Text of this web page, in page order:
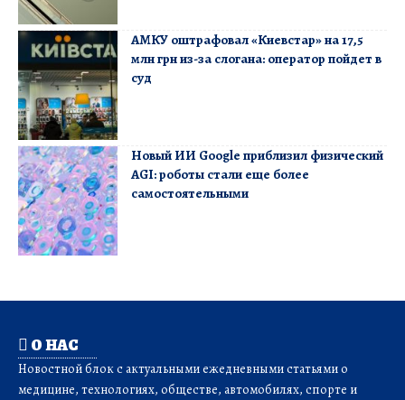
АМКУ оштрафовал «Киевстар» на 17,5
млн грн из-за слогана: оператор пойдет в
суд
Новый ИИ Google приблизил физический
AGI: роботы стали еще более
самостоятельными
О НАС
Новостной блок с актуальными ежедневными статьями о
медицине, технологиях, обществе, автомобилях, спорте и